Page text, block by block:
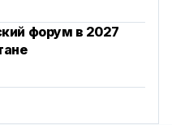
форум в 2027